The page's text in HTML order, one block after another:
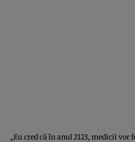
„Eu cred că în anul 2123, medicii